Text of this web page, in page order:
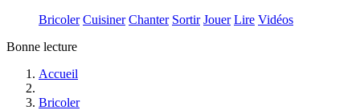
Bricoler Cuisiner Chanter Sortir Jouer Lire Vidéos
Bonne lecture
Accueil
Bricoler